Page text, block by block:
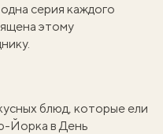
серия каждого
этому
блюд, которые ели
Йорка в День